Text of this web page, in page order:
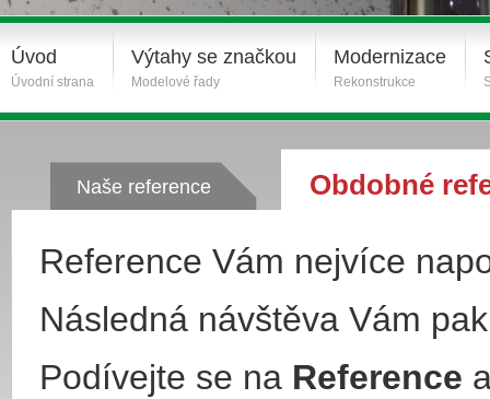
Úvod
Úvodní strana
Výtahy se značkou
Modelové řady
Modernizace
Rekonstrukce
Naše reference Obdobné
Reference Vám nejvíce
Následná návštěva Vám
Podívejte se na Reference